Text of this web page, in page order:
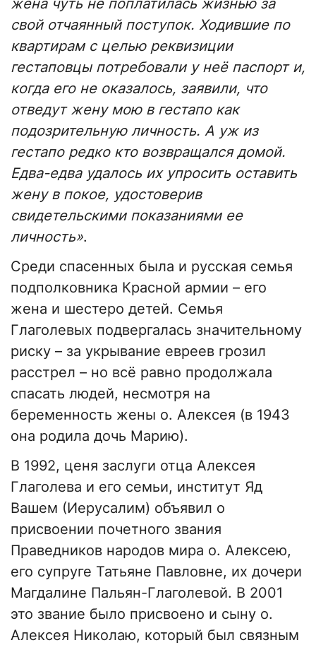
жена чуть не поплатилась жизнью за
свой отчаянный поступок. Ходившие по
квартирам с целью реквизиции
гестаповцы потребовали у неё паспорт и,
когда его не оказалось, заявили, что
отведут жену мою в гестапо как
подозрительную личность. А уж из
гестапо редко кто возвращался домой.
Едва-едва удалось их упросить оставить
жену в покое, удостоверив
свидетельскими показаниями ее
личность».
Среди спасенных была и русская семья
подполковника Красной армии – его
жена и шестеро детей. Семья
Глаголевых подвергалась значительному
риску – за укрывание евреев грозил
расстрел – но всё равно продолжала
спасать людей, несмотря на
беременность жены о. Алексея (в 1943
она родила дочь Марию).
В 1992, ценя заслуги отца Алексея
Глаголева и его семьи, институт Яд
Вашем (Иерусалим) объявил о
присвоении почетного звания
Праведников народов мира о. Алексею,
его супруге Татьяне Павловне, их дочери
Магдалине Пальян-Глаголевой. В 2001
это звание было присвоено и сыну о.
Алексея Николаю, который был связным